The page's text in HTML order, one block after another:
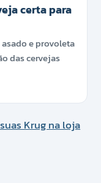
certa para
e provoleta
das cervejas
Krug na loja